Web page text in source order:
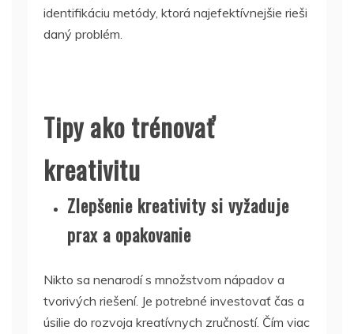
identifikáciu metódy, ktorá najefektívnejšie rieši
daný problém.
Tipy ako trénovať
kreativitu
Zlepšenie kreativity si vyžaduje
prax a opakovanie
Nikto sa nenarodí s množstvom nápadov a
tvorivých riešení. Je potrebné investovať čas a
úsilie do rozvoja kreatívnych zručností. Čím viac